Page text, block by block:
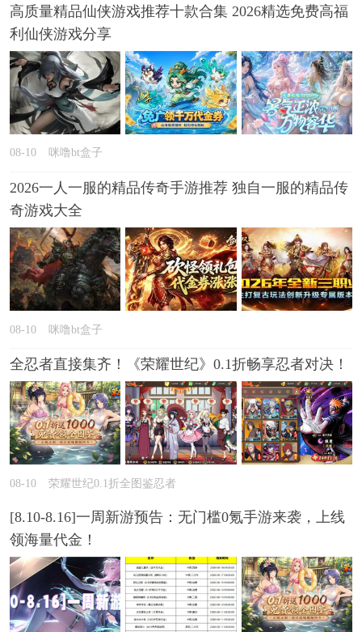
高质量精品仙侠游戏推荐十款合集 2026精选免费高福
利仙侠游戏分享
08-10 咪噜bt盒子
2026一人一服的精品传奇手游推荐 独自一服的精品传
奇游戏大全
08-10 咪噜bt盒子
全忍者直接集齐！《荣耀世纪》0.1折畅享忍者对决！
08-10 荣耀世纪0.1折全图鉴忍者
[8.10-8.16]一周新游预告：无门槛0氪手游来袭，上线
领海量代金！